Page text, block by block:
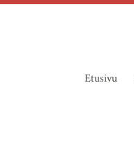
Etusivu